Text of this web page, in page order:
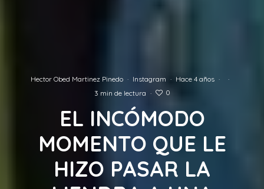
Hector Obed Martinez Pinedo · Instagram · Hace 4 años ·
·
3 min de lectura · 0
EL INCÓMODO
MOMENTO QUE LE
HIZO PASAR LA